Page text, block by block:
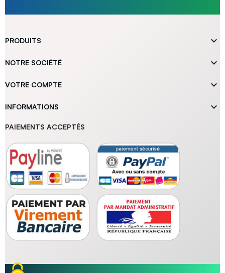
PRODUITS 
NOTRE SOCIÉTÉ 
VOTRE COMPTE 
INFORMATIONS 
PAIEMENTS ACCEPTÉS